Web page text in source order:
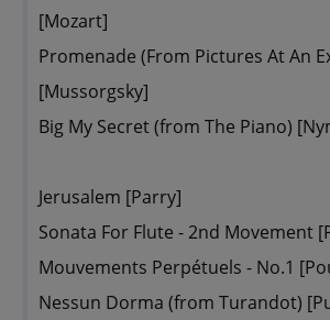
[Mozart]
Promenade (From Pictures At An
[Mussorgsky]
Big My Secret (from The Piano)
Jerusalem [Parry]
Sonata For Flute - 2nd Movement
Mouvements Perpétuels - No.1
Nessun Dorma (from Turandot)